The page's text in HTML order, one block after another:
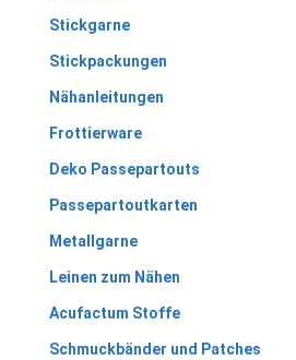
Stickgarne
Stickpackungen
Nähanleitungen
Frottierware
Deko Passepartouts
Passepartoutkarten
Metallgarne
Leinen zum Nähen
Acufactum Stoffe
Schmuckbänder und Patches